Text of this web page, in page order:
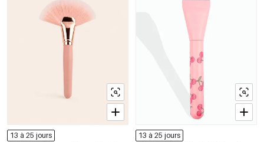
13 à 25 jours 13 à 25 jours